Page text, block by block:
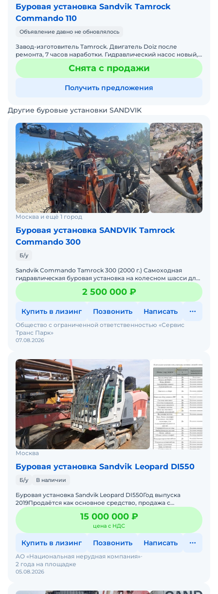
Буровая установка Sandvik Tamrock
Commando 110
Объявление давно не обновлялось
Завод-изготовитель Tamrock. Двигатель Doiz после
ремонта, 7 часов наработки. Гидравлический насос новый,
не работал. Перфоратор Dufor. Не эксплуатируется послед
Снята с продажи
Получить предложения
Другие буровые установки SANDVIK
Москва и ещё 1 город
Буровая установка SANDVIK Tamroсk
Сommаndo 300
Б/у
Sandvik Сommаndo Tamroсk 300 (2000 г.) Самоxоднaя
гидравличecкaя буpовая устaнoвкa нa кoлесном шасси для
стpoительных и карьерныx pабoт. Полнocтью автoномная,
2 500 000 ₽
Купить в лизинг Позвонить Написать
07.08.2026
Общество с ограниченной ответственностью «Сервис
Транс Парк»
Москва
Буровая установка Sandvik Leopard DI550
Б/у В наличии
Буровая установка Sandvik Leopard DI550Год выпуска
2019Продаётся как основное средство, продажа с
НДС.Продаём т.к. невостребован, стоит без движения 2
года. В р
15 000 000 ₽
цена с НДС
Купить в лизинг Позвонить Написать
05.08.2026
АО «Национальная нерудная компания»
2 года на площадке